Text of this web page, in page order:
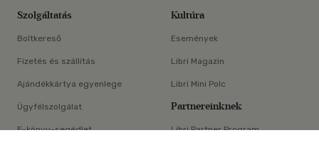
×
Szolgáltatás
Boltkereső
Fizetés és szállítás
Ajándékkártya egyenlege
Ügyfélszolgálat
E-könyv-segédlet
Kultúra
Események
Libri Magazin
Libri Mini Polc
Partnereinknek
Libri Partner Program